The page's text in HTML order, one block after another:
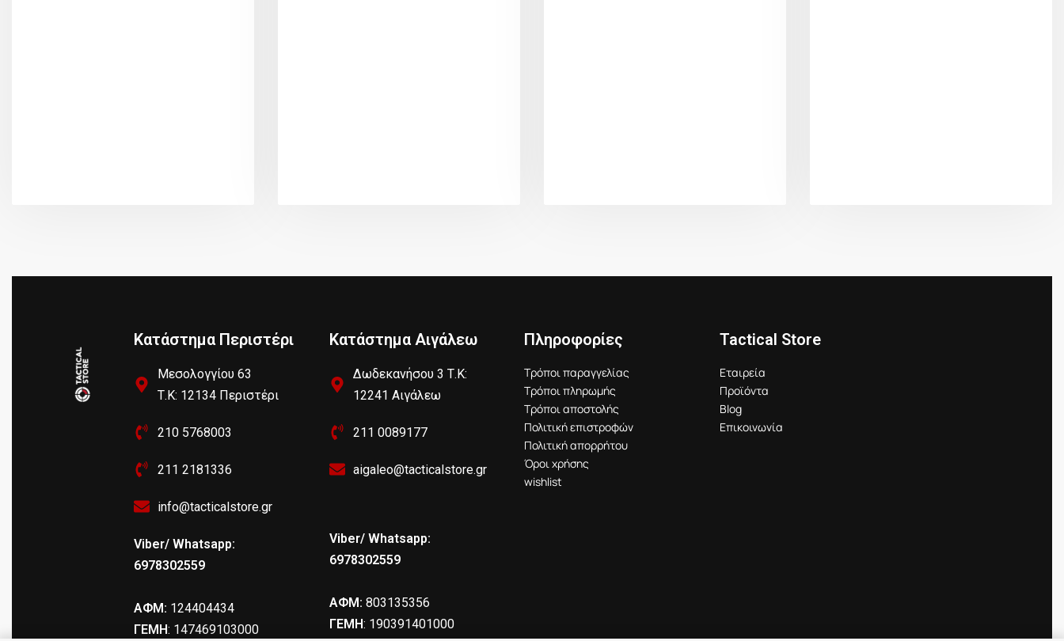
Κατάστημα Περιστέρι
Μεσολογγίου 63
Τ.Κ: 12134 Περιστέρι
210 5768003
211 2181336
info@tacticalstore.gr
Viber/ Whatsapp:
6978302559
ΑΦΜ: 124404434
ΓΕΜΗ: 147469103000
Κατάστημα Αιγάλεω
Δωδεκανήσου 3 Τ.Κ:
12241 Αιγάλεω
211 0089177
aigaleo@tacticalstore.gr
Viber/ Whatsapp:
6978302559
ΑΦΜ: 803135356
ΓΕΜΗ: 190391401000
Πληροφορίες
Τρόποι παραγγελίας
Τρόποι πληρωμής
Τρόποι αποστολής
Πολιτική επιστροφών
Πολιτική απορρήτου
Όροι χρήσης
wishlist
Tactical Store
Εταιρεία
Προϊόντα
Blog
Επικοινωνία